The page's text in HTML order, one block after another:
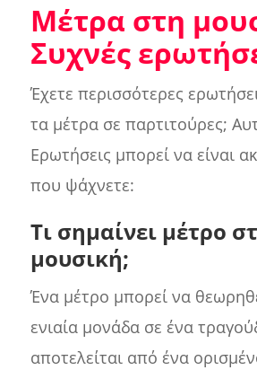
Μέτρα στη
Συχνές
Έχετε περισσότερες
τα μέτρα σε παρτιτούρες;
Ερωτήσεις μπορεί να είναι
που ψάχνετε:
Τι σημαίνει μέτρο
μουσική;
Ένα μέτρο μπορεί να
ενιαία μονάδα σε ένα
αποτελείται από ένα